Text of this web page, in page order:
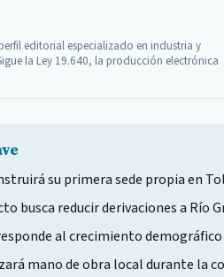
editorial especializado en industria y
la Ley 19.640, la producción electrónica
su primera sede propia en
busca reducir derivaciones a Río
al crecimiento
mano de obra local durante la